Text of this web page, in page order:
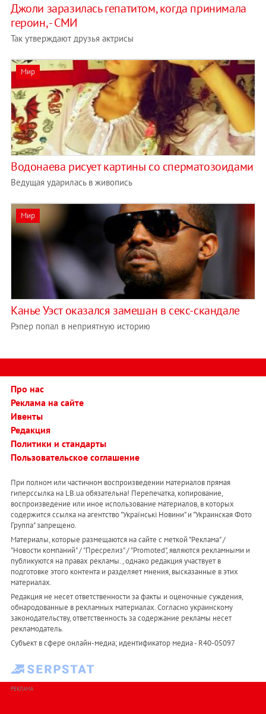
Джоли заразилась гепатитом, когда принимала
героин, - СМИ
Так утверждают друзья актрисы
Мир
Водонаева рисует картины со сперматозоидами
Ведущая ударилась в живопись
Мир
Канье Уэст оказался замешан в секс-скандале
Рэпер попал в неприятную историю
Про нас
Реклама на сайте
Ивенты
Редакция
Политики и стандарты
Пользовательское соглашение
При полном или частичном воспроизведении материалов прямая
гиперссылка на LB.ua обязательна! Перепечатка, копирование,
воспроизведение или иное использование материалов, в которых
содержится ссылка на агентство "Українськi Новини" и "Украинская Фото
Группа" запрещено.
Материалы, которые размещаются на сайте с меткой "Реклама" /
"Новости компаний" / "Пресрелиз" / "Promoted", являются рекламными и
публикуются на правах рекламы. , однако редакция участвует в
подготовке этого контента и разделяет мнения, высказанные в этих
материалах.
Редакция не несет ответственности за факты и оценочные суждения,
обнародованные в рекламных материалах. Согласно украинскому
законодательству, ответственность за содержание рекламы несет
рекламодатель.
Субъект в сфере онлайн-медиа; идентификатор медиа - R40-05097
РЕКЛАМА